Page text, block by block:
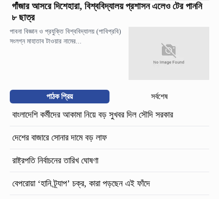
গাঁজার আসরে দিশেহারা, বিশ্ববিদ্যালয় প্রশাসন এলেও টের পাননি
৮ ছাত্র
পাবনা বিজ্ঞান ও প্রযুক্তি বিশ্ববিদ্যালয় (পাবিপ্রবি)
সংলগ্ন মাহাতাব টাওয়ার নামের...
পাঠক প্রিয় সর্বশেষ
বাংলাদেশি কর্মীদের আকামা নিয়ে বড় সুখবর দিল সৌদি সরকার
দেশের বাজারে সোনার দামে বড় লাফ
রাষ্ট্রপতি নির্বাচনের তারিখ ঘোষণা
বেপরোয়া ‘হানি ট্র্যাপ’ চক্র, কারা পড়ছেন এই ফাঁদে